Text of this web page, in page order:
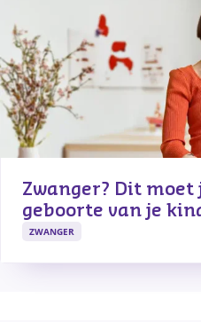
Zwanger? Dit moet
geboorte van je
ZWANGER